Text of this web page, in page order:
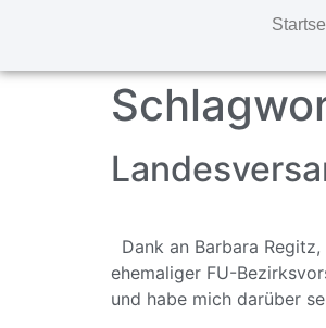
Dank an Barbara
ehemaliger FU-
und habe mich darüber